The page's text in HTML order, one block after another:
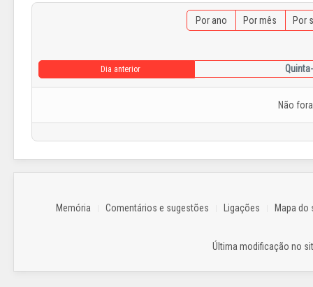
Por ano Por mês Por
Dia anterior
Não
Memória Comentários e sugestões Ligações Mapa do
Última modificação no